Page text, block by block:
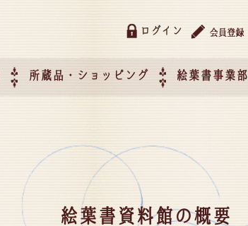
ログイン
所蔵品・ショッピング 絵葉書事業部
絵葉書資料館の概要